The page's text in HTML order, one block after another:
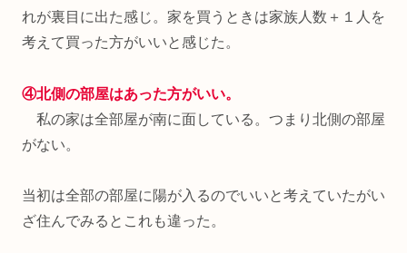
れが裏目に出た感じ。家を買うときは家族人数＋１人を
考えて買った方がいいと感じた。
④北側の部屋はあった方がいい。
私の家は全部屋が南に面している。つまり北側の部屋
がない。
当初は全部の部屋に陽が入るのでいいと考えていたがい
ざ住んでみるとこれも違った。